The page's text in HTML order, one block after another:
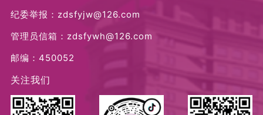
纪委举报：zdsfyjw@126.com
管理员信箱：zdsfywh@126.com
邮编：450052
关注我们